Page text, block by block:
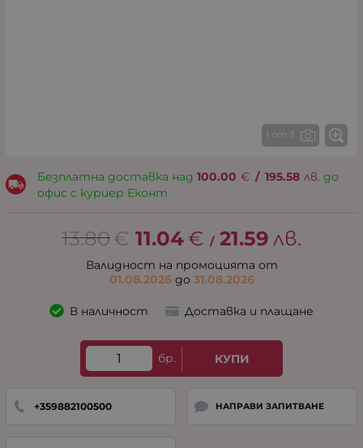
1 от 3
Безплатна доставка над 100.00 € / 195.58 лв. до
офис с куриер Еконт
13.80€ 11.04 € / 21.59 лв.
Валидност на промоцията от
01.08.2026 до 31.08.2026
В наличност Доставка и плащане
бр. КУПИ
+359882100500 НАПРАВИ ЗАПИТВАНЕ